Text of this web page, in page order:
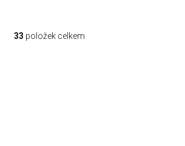
O
33 položek celkem